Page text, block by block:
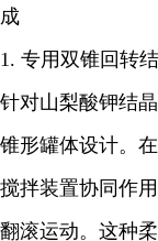
成
1. 专用双锥回转
针对山梨酸钾结
锥形罐体设计。
搅拌装置协同作
翻滚运动。这种